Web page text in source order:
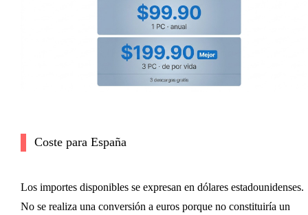
Coste para España
Los importes disponibles se expresan en dólares estadounidenses.
No se realiza una conversión a euros porque no constituiría un